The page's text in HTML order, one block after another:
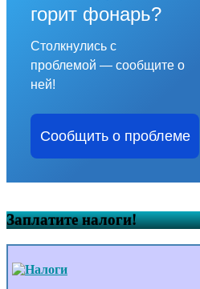
горит фонарь?
Столкнулись с
проблемой — сообщите о
ней!
Сообщить о проблеме
Заплатите налоги!